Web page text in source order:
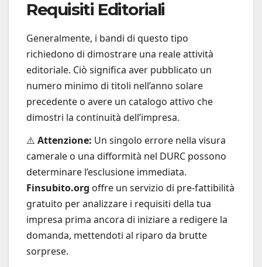
Requisiti Editoriali
Generalmente, i bandi di questo tipo
richiedono di dimostrare una reale attività
editoriale. Ciò significa aver pubblicato un
numero minimo di titoli nell’anno solare
precedente o avere un catalogo attivo che
dimostri la continuità dell’impresa.
⚠️ Attenzione: Un singolo errore nella visura
camerale o una difformità nel DURC possono
determinare l’esclusione immediata.
Finsubito.org offre un servizio di pre-fattibilità
gratuito per analizzare i requisiti della tua
impresa prima ancora di iniziare a redigere la
domanda, mettendoti al riparo da brutte
sorprese.